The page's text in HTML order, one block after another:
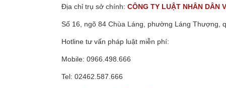
Địa chỉ trụ sở chính: CÔNG TY LUẬT NHÂN DÂN
Số 16, ngõ 84 Chùa Láng, phường Láng Thượng,
Hotline tư vấn pháp luật miễn phí:
Mobile: 0966.498.666
Tel: 02462.587.666